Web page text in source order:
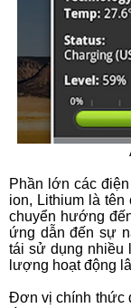
Phần lớn các
ion, Lithium là tên
chuyển hướng
ứng dẫn đến sự
tái sử dụng nhiều
lượng hoạt động
Đơn vị chính thức